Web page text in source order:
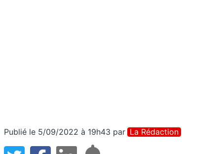
Publié le 5/09/2022 à 19h43 par La Rédaction